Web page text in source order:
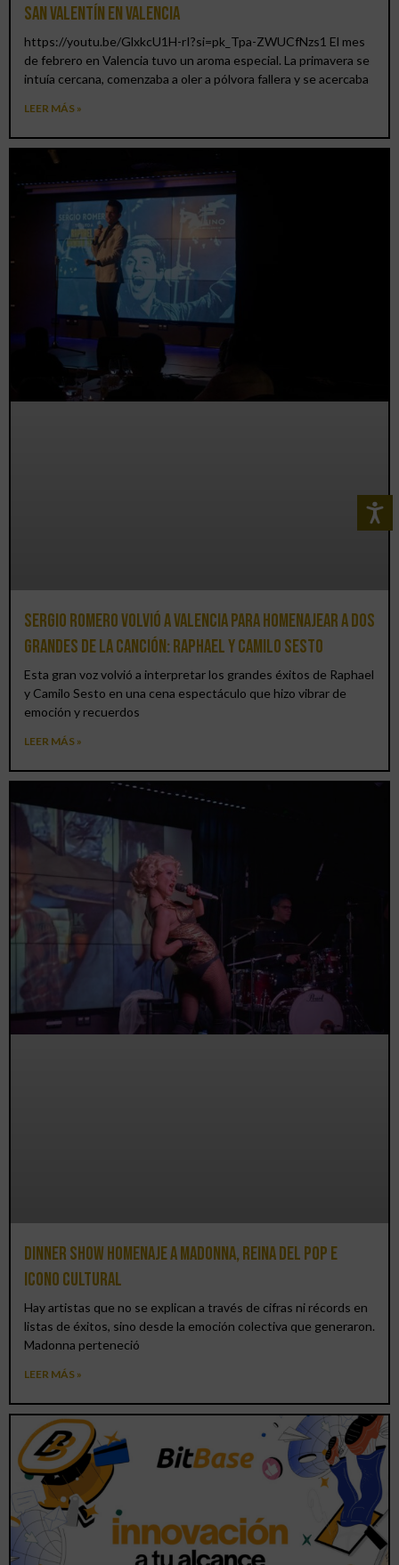
San Valentín en Valencia
https://youtu.be/GlxkcU1H-rI?si=pk_Tpa-ZWUCfNzs1 El mes
de febrero en Valencia tuvo un aroma especial. La primavera se
intuía cercana, comenzaba a oler a pólvora fallera y se acercaba
LEER MÁS »
Sergio Romero volvió a Valencia para homenajear a dos
grandes de la canción: Raphael y Camilo Sesto
Esta gran voz volvió a interpretar los grandes éxitos de Raphael
y Camilo Sesto en una cena espectáculo que hizo vibrar de
emoción y recuerdos
LEER MÁS »
Dinner Show homenaje a Madonna, reina del pop e
icono cultural
Hay artistas que no se explican a través de cifras ni récords en
listas de éxitos, sino desde la emoción colectiva que generaron.
Madonna perteneció
LEER MÁS »